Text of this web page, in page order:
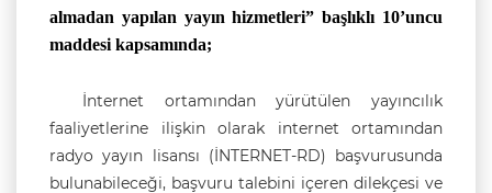
almadan yapılan yayın hizmetleri” başlıklı 10’uncu
maddesi kapsamında;
İnternet ortamından yürütülen yayıncılık
faaliyetlerine ilişkin olarak internet ortamından
radyo yayın lisansı (İNTERNET-RD) başvurusunda
bulunabileceği, başvuru talebini içeren dilekçesi ve